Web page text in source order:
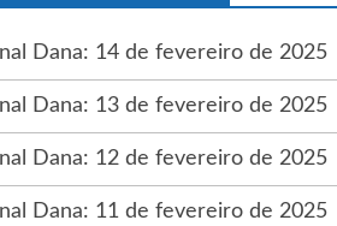
Dana: 14 de fevereiro de 2025
Dana: 13 de fevereiro de 2025
Dana: 12 de fevereiro de 2025
Dana: 11 de fevereiro de 2025